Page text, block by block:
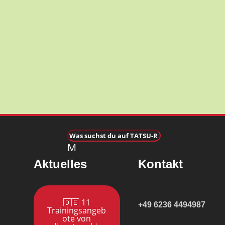
M
Aktuelles
🇩🇪 11
Trainingsangeb
ote von
Kontakt
+49 6236 4494987